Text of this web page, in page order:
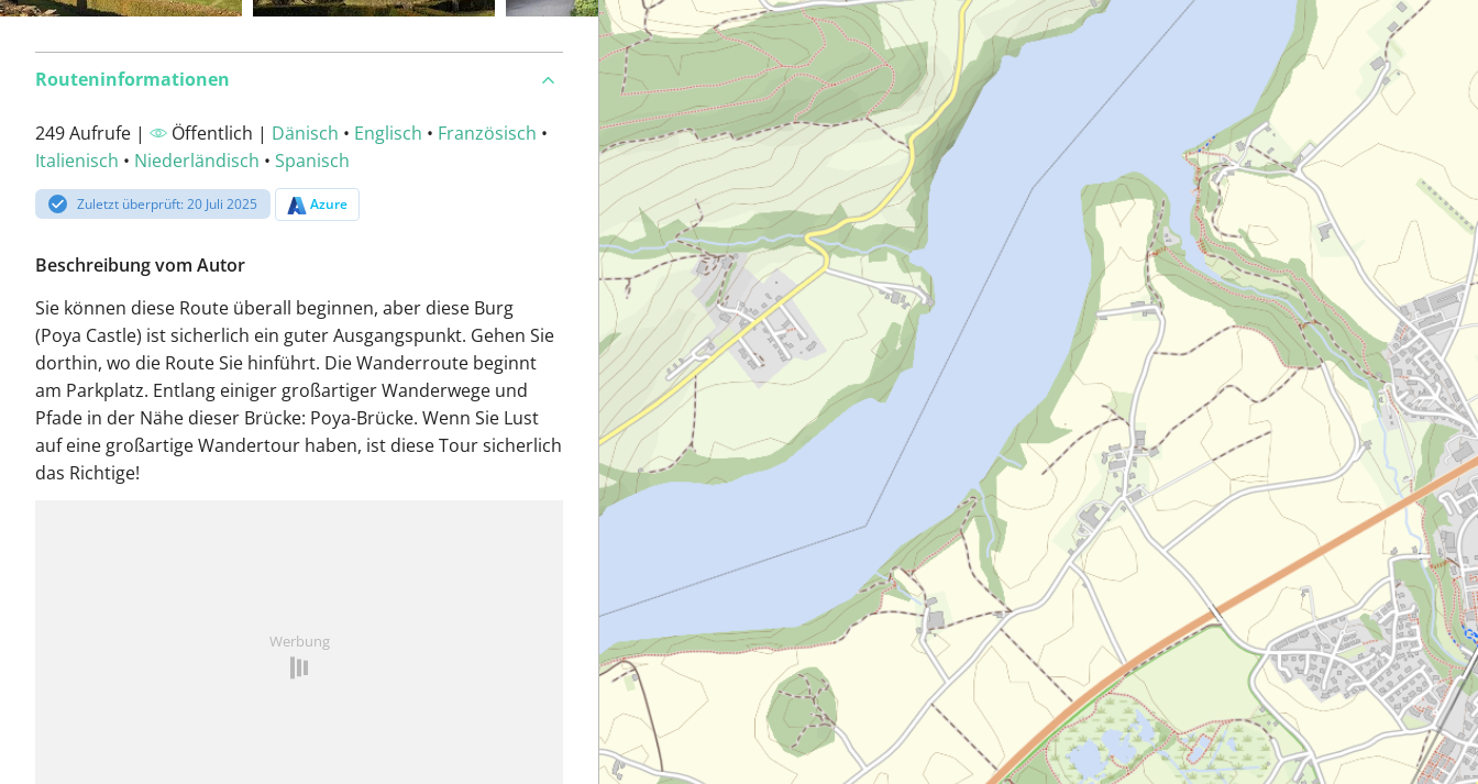
Routeninformationen
249 Aufrufe | Öffentlich | Dänisch • Englisch • Französisch •
Italienisch • Niederländisch • Spanisch
Zuletzt überprüft: 20 Juli 2025 Azure
Beschreibung vom Autor
Sie können diese Route überall beginnen, aber diese Burg
(Poya Castle) ist sicherlich ein guter Ausgangspunkt. Gehen Sie
dorthin, wo die Route Sie hinführt. Die Wanderroute beginnt
am Parkplatz. Entlang einiger großartiger Wanderwege und
Pfade in der Nähe dieser Brücke: Poya-Brücke. Wenn Sie Lust
auf eine großartige Wandertour haben, ist diese Tour sicherlich
das Richtige!
Werbung